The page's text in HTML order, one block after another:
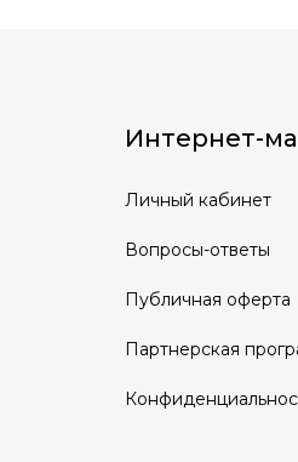
Интернет-
Личный кабинет
Вопросы-ответы
Публичная оферта
Партнерская